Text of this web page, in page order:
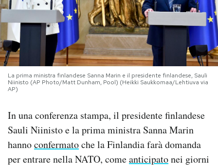
NEWSLETTER
I MIEI PREFERITI
SHOP
CALENDARIO
AREA PERSONALE
La prima ministra finlandese Sanna Marin e il presidente finlandese, Sauli
Niinisto (AP Photo/Matt Dunham, Pool) (Heikki Saukkomaa/Lehtiuva via
AP)
In una conferenza stampa, il presidente finlandese
Sauli Niinisto e la prima ministra Sanna Marin
hannoconfermatoche la Finlandia farà domanda
per entrare nella NATO, comeanticipatonei giorni